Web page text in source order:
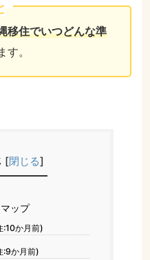
移住でいつどんな準
。
[閉じる]
ップ
:10か月前)
:9か月前)